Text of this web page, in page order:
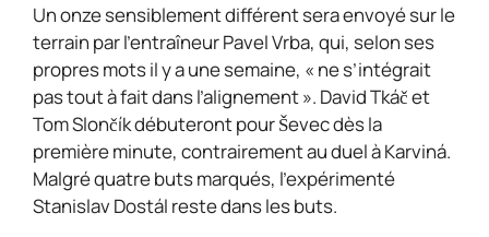
Un onze sensiblement différent sera envoyé sur le
terrain par l’entraîneur Pavel Vrba, qui, selon ses
propres mots il y a une semaine, « ne s’intégrait
pas tout à fait dans l’alignement ». David Tkáč et
Tom Slončík débuteront pour Ševec dès la
première minute, contrairement au duel à Karviná.
Malgré quatre buts marqués, l’expérimenté
Stanislav Dostál reste dans les buts.